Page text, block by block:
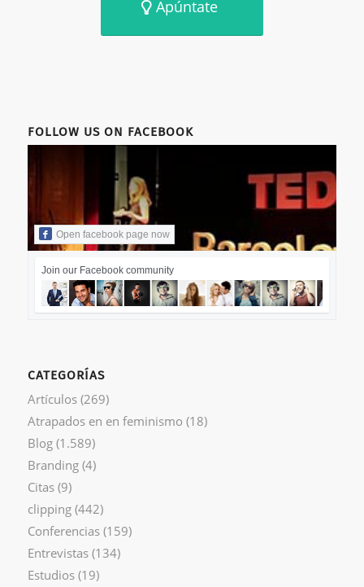
Apúntate
FOLLOW US ON FACEBOOK
Open facebook page now
Join our Facebook community
CATEGORÍAS
Artículos(269)
Atrapados en en feminismo (18)
Blog(1.589)
Branding(4)
Citas(9)
clipping(442)
Conferencias(159)
Entrevistas(134)
Estudios(19)